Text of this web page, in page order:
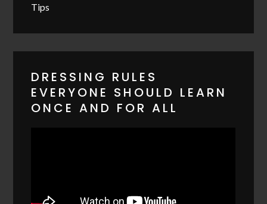
Tips
DRESSING RULES
EVERYONE SHOULD LEARN
ONCE AND FOR ALL